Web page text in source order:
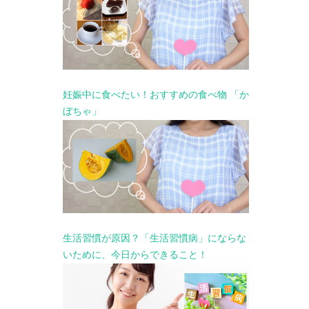
妊娠中に食べたい！おすすめの食べ物 「か
ぼちゃ」
生活習慣が原因？「生活習慣病」にならな
いために、今日からできること！